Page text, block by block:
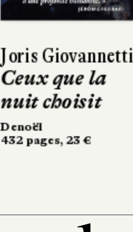
Amandine
Daniel Le
Roland
Schweitzer
Éditions du